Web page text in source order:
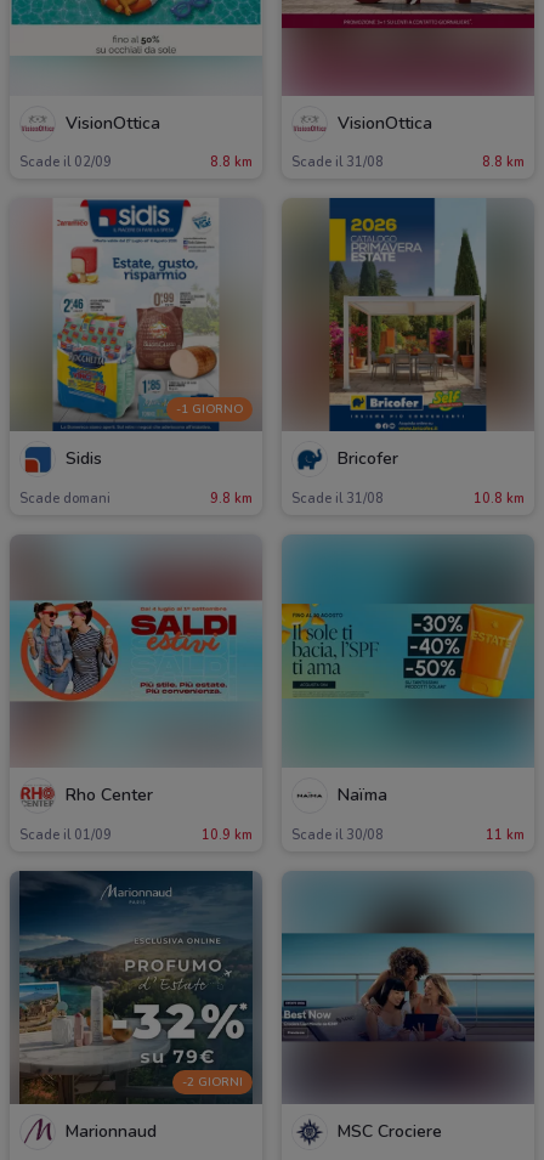
VisionOttica
Scade il 02/09 8.8 km
VisionOttica
Scade il 31/08 8.8 km
-1 GIORNO
Sidis
Scade domani 9.8 km
Bricofer
Scade il 31/08 10.8 km
Rho Center
Scade il 01/09 10.9 km
Naïma
Scade il 30/08 11 km
-2 GIORNI
Marionnaud MSC Crociere